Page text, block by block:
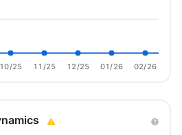
10/25 11/25 12/25 01/26 02/26